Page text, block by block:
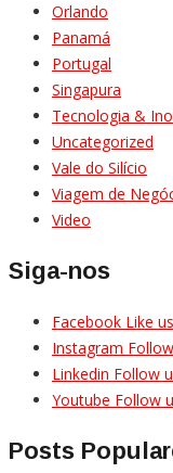
Orlando
Panamá
Portugal
Singapura
Tecnologia &
Uncategorized
Vale do Silício
Viagem de
Video
Siga-nos
Facebook Like
Instagram
Linkedin Follow
Youtube Follow
Posts